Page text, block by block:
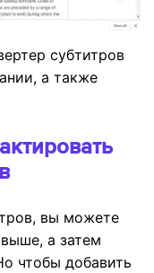
субтитров
а также
вы можете
а затем
чтобы добавить